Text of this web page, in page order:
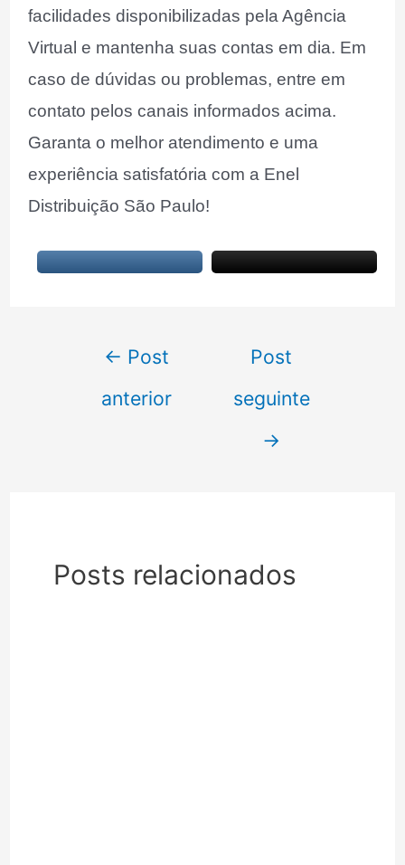
facilidades disponibilizadas pela Agência
Virtual e mantenha suas contas em dia. Em
caso de dúvidas ou problemas, entre em
contato pelos canais informados acima.
Garanta o melhor atendimento e uma
experiência satisfatória com a Enel
Distribuição São Paulo!
Navegação
Post
← Post
anterior
Post
seguinte
→
Posts relacionados